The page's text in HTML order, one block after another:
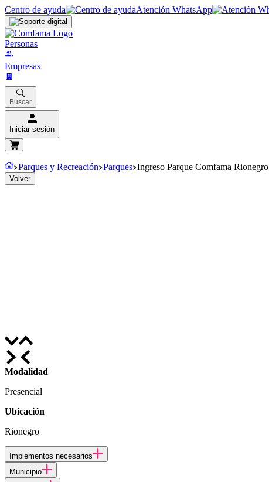
Centro de ayuda Atención WhatsApp
Personas
Empresas
Buscar
Iniciar sesión
Parques y Recreación Parques Ingreso Parque Comfama Rionegro
Volver
Modalidad
Presencial
Ubicación
Rionegro
Implementos necesarios
Municipio